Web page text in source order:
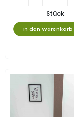
Stück
In den Warenkorb